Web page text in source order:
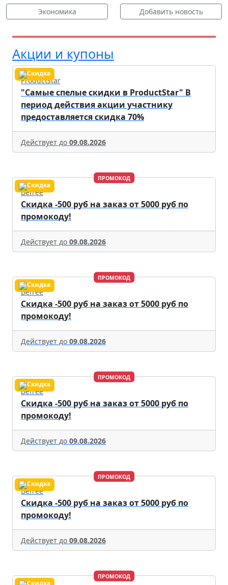
Экономика Добавить новость
Акции и купоны
Productstar
"Самые спелые скидки в ProductStar" В
период действия акции участнику
предоставляется скидка 70%
Действует до 09.08.2026
ПРОМОКОД
Befree
Скидка -500 руб на заказ от 5000 руб по
промокоду!
Действует до 09.08.2026
ПРОМОКОД
Befree
Скидка -500 руб на заказ от 5000 руб по
промокоду!
Действует до 09.08.2026
ПРОМОКОД
Befree
Скидка -500 руб на заказ от 5000 руб по
промокоду!
Действует до 09.08.2026
ПРОМОКОД
Befree
Скидка -500 руб на заказ от 5000 руб по
промокоду!
Действует до 09.08.2026
ПРОМОКОД